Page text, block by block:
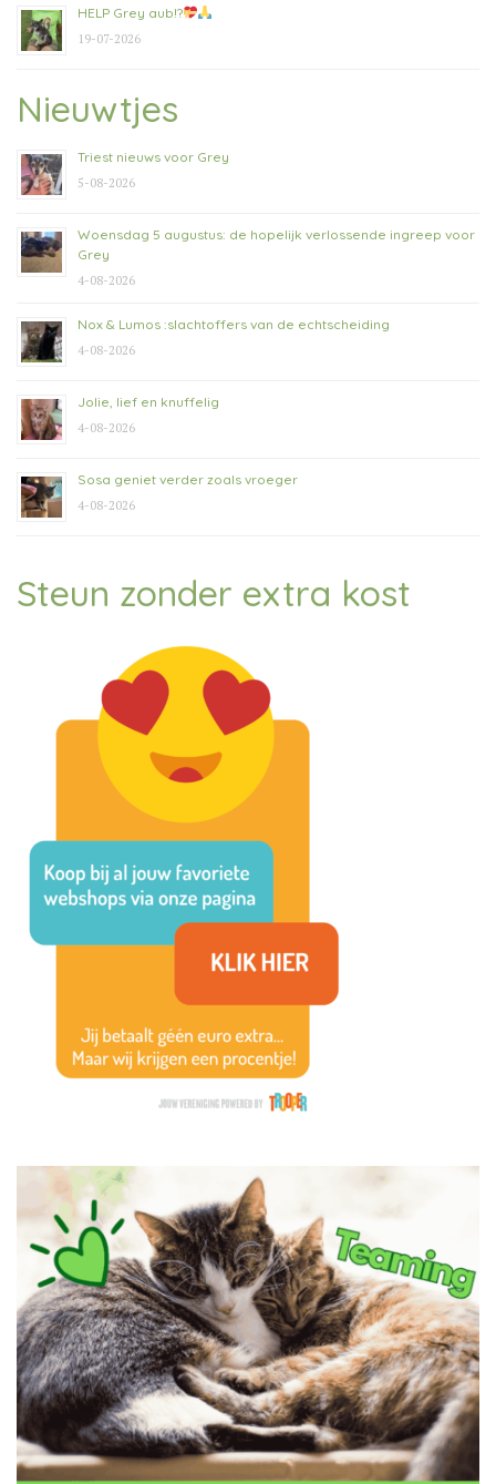
HELP Grey aub!?
19-07-2026
Nieuwtjes
Triest nieuws voor Grey
5-08-2026
Woensdag 5 augustus: de hopelijk verlossende ingreep voor
Grey
4-08-2026
Nox & Lumos :slachtoffers van de echtscheiding
4-08-2026
Jolie, lief en knuffelig
4-08-2026
Sosa geniet verder zoals vroeger
4-08-2026
Steun zonder extra kost